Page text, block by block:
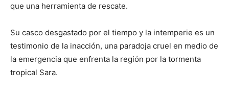
que una herramienta de rescate.
Su casco desgastado por el tiempo y la intemperie es un
testimonio de la inacción, una paradoja cruel en medio de
la emergencia que enfrenta la región por la tormenta
tropical Sara.